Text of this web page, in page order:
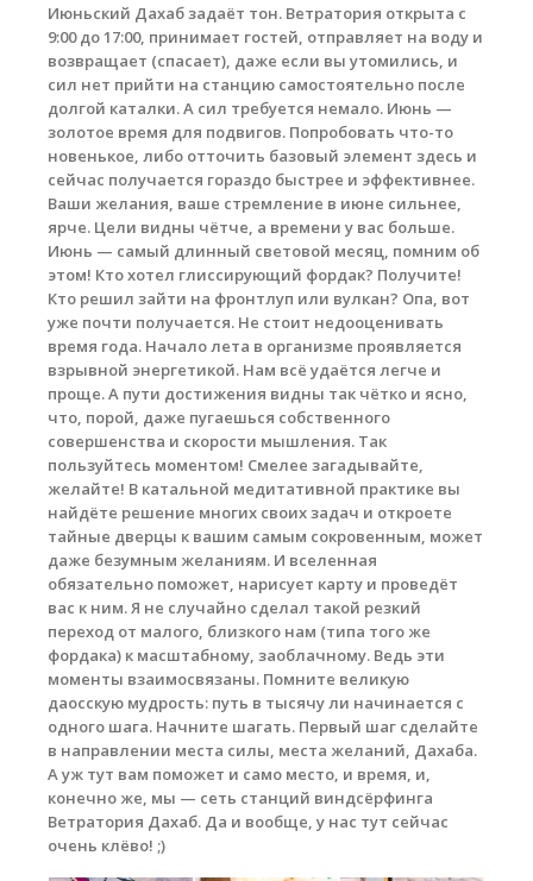
Июньский Дахаб задаёт тон. Ветратория открыта с
9:00 до 17:00, принимает гостей, отправляет на воду и
возвращает (спасает), даже если вы утомились, и
сил нет прийти на станцию самостоятельно после
долгой каталки. А сил требуется немало. Июнь —
золотое время для подвигов. Попробовать что-то
новенькое, либо отточить базовый элемент здесь и
сейчас получается гораздо быстрее и эффективнее.
Ваши желания, ваше стремление в июне сильнее,
ярче. Цели видны чётче, а времени у вас больше.
Июнь — самый длинный световой месяц, помним об
этом! Кто хотел глиссирующий фордак? Получите!
Кто решил зайти на фронтлуп или вулкан? Опа, вот
уже почти получается. Не стоит недооценивать
время года. Начало лета в организме проявляется
взрывной энергетикой. Нам всё удаётся легче и
проще. А пути достижения видны так чётко и ясно,
что, порой, даже пугаешься собственного
совершенства и скорости мышления. Так
пользуйтесь моментом! Смелее загадывайте,
желайте! В катальной медитативной практике вы
найдёте решение многих своих задач и откроете
тайные дверцы к вашим самым сокровенным, может
даже безумным желаниям. И вселенная
обязательно поможет, нарисует карту и проведёт
вас к ним. Я не случайно сделал такой резкий
переход от малого, близкого нам (типа того же
фордака) к масштабному, заоблачному. Ведь эти
моменты взаимосвязаны. Помните великую
даосскую мудрость: путь в тысячу ли начинается с
одного шага. Начните шагать. Первый шаг сделайте
в направлении места силы, места желаний, Дахаба.
А уж тут вам поможет и само место, и время, и,
конечно же, мы — сеть станций виндсёрфинга
Ветратория Дахаб. Да и вообще, у нас тут сейчас
очень клёво! ;)